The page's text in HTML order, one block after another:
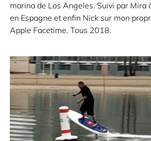
marina de Los Angeles. Suivi par Mira
en Espagne et enfin Nick sur mon
Apple Facetime. Tous 2018.